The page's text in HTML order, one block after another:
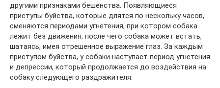
другими признаками бешенства. Появляющиеся
приступы буйства, которые длятся по нескольку часов,
сменяются периодами угнетения, при котором собака
лежит без движения, после чего собака может встать,
шатаясь, имея отрешенное выражение глаз. За каждым
приступом буйства, у собаки наступает период угнетения
и депрессии, который продолжается до воздействия на
собаку следующего раздражителя.